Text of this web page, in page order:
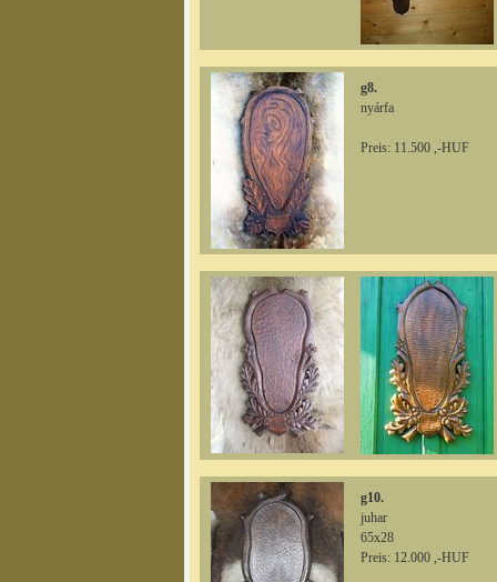
g8.
nyárfa
Preis: 11.500 ,-HUF
g10.
juhar
65x28
Preis: 12.000 ,-HUF